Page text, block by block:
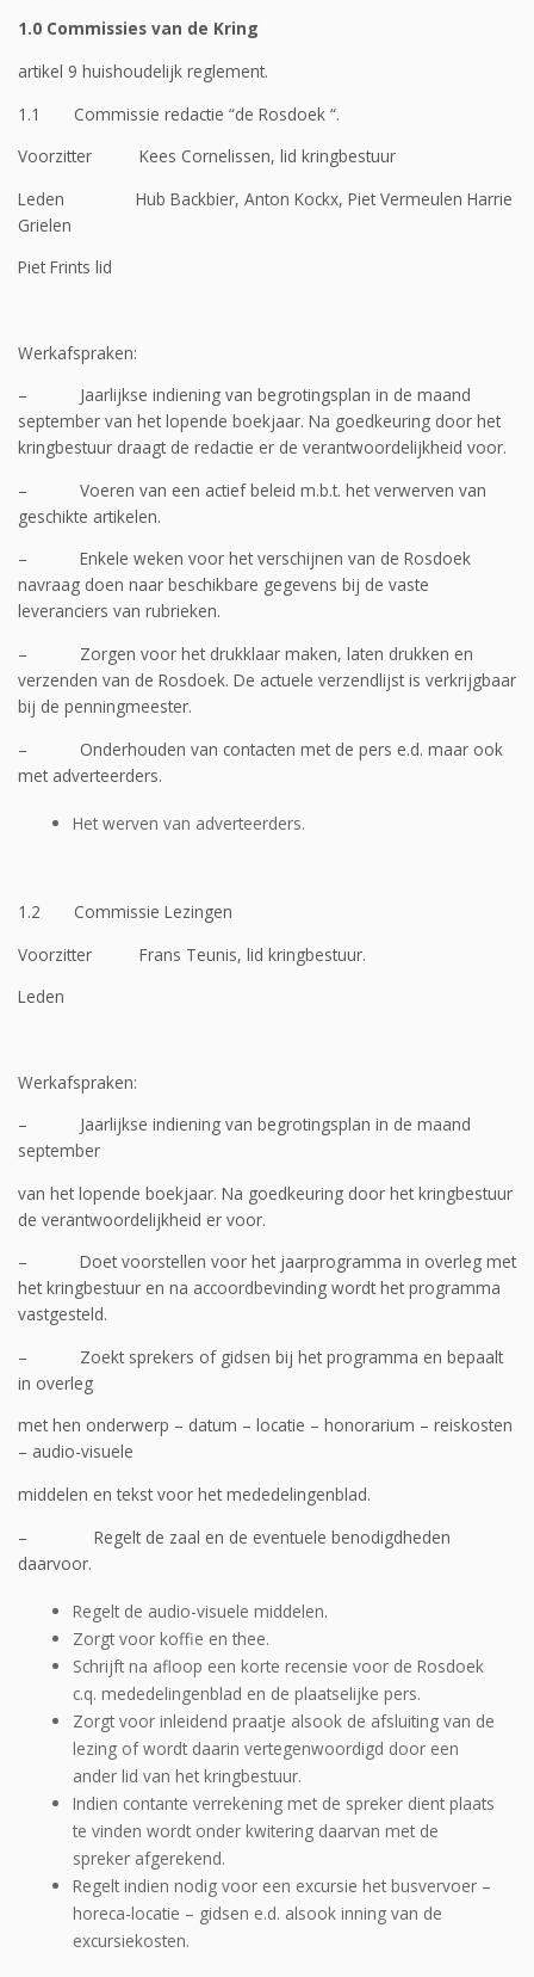
1.0 Commissies van de Kring
artikel 9 huishoudelijk reglement.
1.1 Commissie redactie “de Rosdoek “.
Voorzitter Kees Cornelissen, lid kringbestuur
Leden Hub Backbier, Anton Kockx, Piet Vermeulen Harrie
Grielen
Piet Frints lid
Werkafspraken:
– Jaarlijkse indiening van begrotingsplan in de maand
september van het lopende boekjaar. Na goedkeuring door het
kringbestuur draagt de redactie er de verantwoordelijkheid voor.
– Voeren van een actief beleid m.b.t. het verwerven van
geschikte artikelen.
– Enkele weken voor het verschijnen van de Rosdoek
navraag doen naar beschikbare gegevens bij de vaste
leveranciers van rubrieken.
– Zorgen voor het drukklaar maken, laten drukken en
verzenden van de Rosdoek. De actuele verzendlijst is verkrijgbaar
bij de penningmeester.
– Onderhouden van contacten met de pers e.d. maar ook
met adverteerders.
Het werven van adverteerders.
1.2 Commissie Lezingen
Voorzitter Frans Teunis, lid kringbestuur.
Leden
Werkafspraken:
– Jaarlijkse indiening van begrotingsplan in de maand
september
van het lopende boekjaar. Na goedkeuring door het kringbestuur
de verantwoordelijkheid er voor.
– Doet voorstellen voor het jaarprogramma in overleg met
het kringbestuur en na accoordbevinding wordt het programma
vastgesteld.
– Zoekt sprekers of gidsen bij het programma en bepaalt
in overleg
met hen onderwerp – datum – locatie – honorarium – reiskosten
– audio-visuele
middelen en tekst voor het mededelingenblad.
– Regelt de zaal en de eventuele benodigdheden
daarvoor.
Regelt de audio-visuele middelen.
Zorgt voor koffie en thee.
Schrijft na afloop een korte recensie voor de Rosdoek
c.q. mededelingenblad en de plaatselijke pers.
Zorgt voor inleidend praatje alsook de afsluiting van de
lezing of wordt daarin vertegenwoordigd door een
ander lid van het kringbestuur.
Indien contante verrekening met de spreker dient plaats
te vinden wordt onder kwitering daarvan met de
spreker afgerekend.
Regelt indien nodig voor een excursie het busvervoer –
horeca-locatie – gidsen e.d. alsook inning van de
excursiekosten.